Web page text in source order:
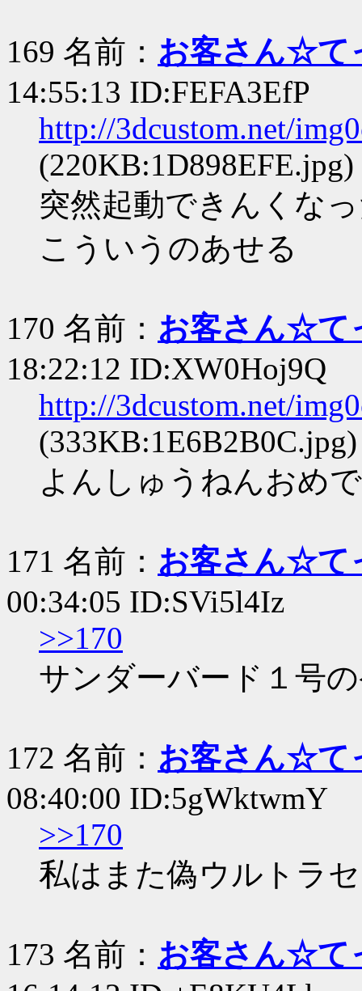
169 名前： お客さん☆て
14:55:13 ID:FEFA3EfP
http://3dcustom.net/
(220KB:1D898EFE.jpg)
突然起動できんくな
こういうのあせる
170 名前： お客さん☆て
18:22:12 ID:XW0Hoj9Q
http://3dcustom.net/
(333KB:1E6B2B0C.jpg)
よんしゅうねんおめ
171 名前： お客さん☆て
00:34:05 ID:SVi5l4Iz
>>170
サンダーバード１号
172 名前： お客さん☆て
08:40:00 ID:5gWktwmY
>>170
私はまた偽ウルトラ
173 名前： お客さん☆て